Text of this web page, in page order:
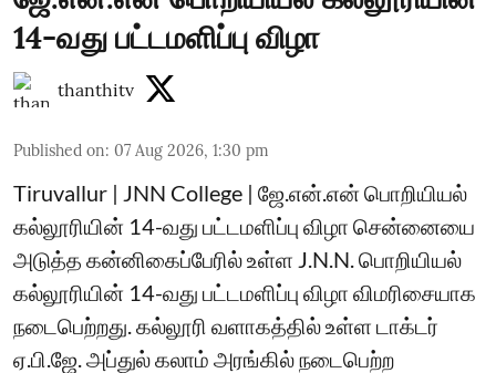
14-வது பட்டமளிப்பு விழா
thanthitv
Published on: 07 Aug 2026, 1:30 pm
Tiruvallur | JNN College | ஜே.என்.என் பொறியியல்
கல்லூரியின் 14-வது பட்டமளிப்பு விழா சென்னையை
அடுத்த கன்னிகைப்பேரில் உள்ள J.N.N. பொறியியல்
கல்லூரியின் 14-வது பட்டமளிப்பு விழா விமரிசையாக
நடைபெற்றது. கல்லூரி வளாகத்தில் உள்ள டாக்டர்
ஏ.பி.ஜே. அப்துல் கலாம் அரங்கில் நடைபெற்ற